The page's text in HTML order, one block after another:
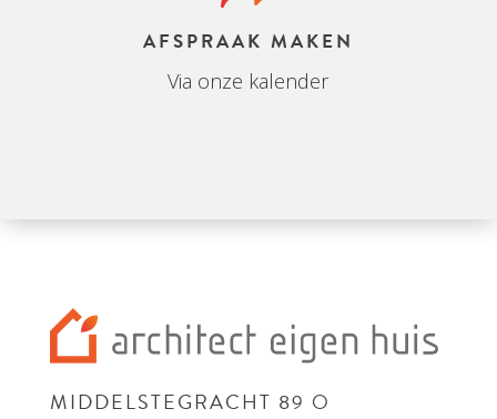
AFSPRAAK MAKEN
Via onze kalender
MIDDELSTEGRACHT 89 O